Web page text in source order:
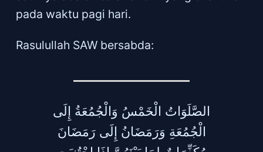
pada waktu pagi hari.
Rasulullah SAW bersabda:
الصَّلَوَاتُ الْخَمْسُ وَالْجُمُعَةُ إِلَى
الْجُمُعَةِ وَرَمَضَانُ إِلَى رَمَضَانَ